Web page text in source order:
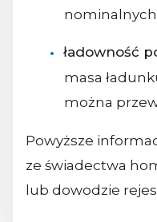
ładowność
masa
można
Powyższe
ze świadectwa
lub dowodzie